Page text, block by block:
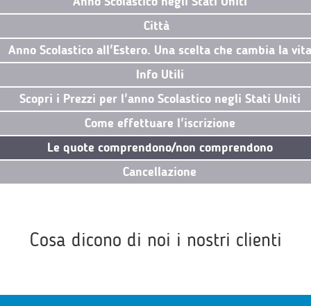
Città
Anno Scolastico all'Estero. Una scelta che cambia la vita
Info Utili
Scopri i Prezzi per l'anno Scolastico negli Stati Uniti
Come effettuare l'iscrizione
Le quote comprendono/non comprendono
Cancellazione
Cosa dicono di noi i nostri clienti